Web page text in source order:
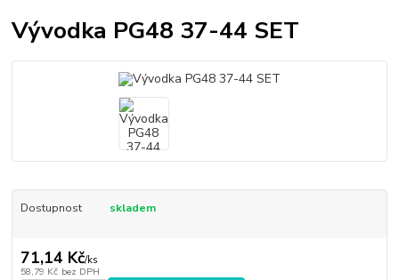
Vývodka PG48 37-44 SET
Dostupnost skladem
71,14 Kč/ks
58,79 Kč bez DPH